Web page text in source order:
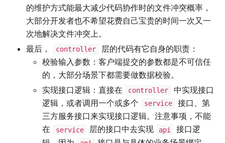
的维护方式能最大减少代码协作时的文件冲突概率，
大部分开发者也不希望花费自己宝贵的时间一次又一
次地解决文件冲突上。
最后，
controller
层的代码有它自身的职责：
校验输入参数：客户端提交的参数都是不可信任
的，大部分场景下都需要做数据校验。
实现接口逻辑：直接在
controller
中实现接口
逻辑，或者调用一个或多个
service
接口、第
三方服务接口来实现接口逻辑。注意事项，不能
在
service 层的接口中去实现 api
接口逻